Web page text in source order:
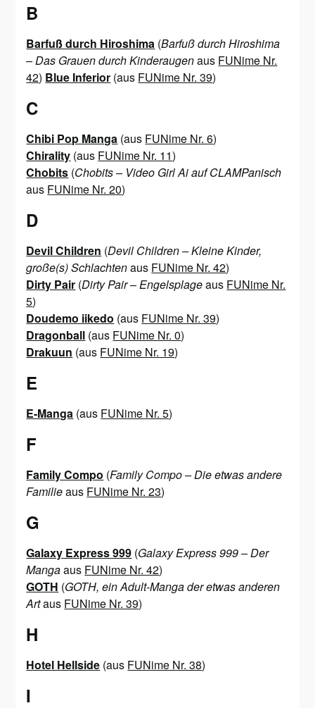
B
Barfuß durch Hiroshima (Barfuß durch Hiroshima
– Das Grauen durch Kinderaugenaus FUNime Nr.
42) Blue Inferior (aus FUNime Nr. 39)
C
Chibi Pop Manga (aus FUNime Nr. 6)
Chirality (aus FUNime Nr. 11)
Chobits (Chobits – Video Girl Ai auf CLAMPanisch
aus FUNime Nr. 20)
D
Devil Children (Devil Children – Kleine Kinder,
große(s) Schlachtenaus FUNime Nr. 42)
Dirty Pair (Dirty Pair – Engelsplageaus FUNime Nr.
5)
Doudemo iikedo (aus FUNime Nr. 39)
Dragonball (aus FUNime Nr. 0)
Drakuun (aus FUNime Nr. 19)
E
E-Manga (aus FUNime Nr. 5)
F
Family Compo (Family Compo – Die etwas andere
Familieaus FUNime Nr. 23)
G
Galaxy Express 999 (Galaxy Express 999 – Der
Mangaaus FUNime Nr. 42)
GOTH (GOTH, ein Adult-Manga der etwas anderen
Artaus FUNime Nr. 39)
H
Hotel Hellside (aus FUNime Nr. 38)
I